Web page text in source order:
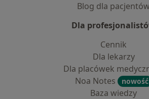
Blog dla pacjentów
Dla
Cennik
Dla lekarzy
Dla placówek
Noa Notes
nowość
Baza wiedzy